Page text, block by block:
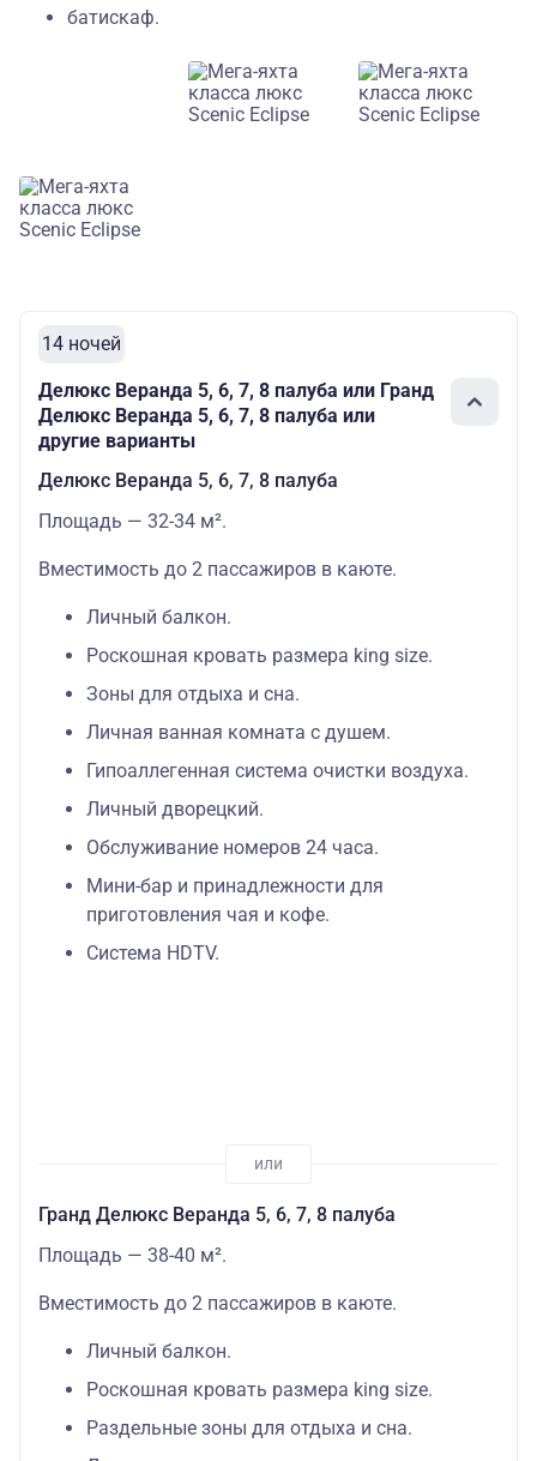
батискаф.
14 ночей
Делюкс Веранда 5, 6, 7, 8 палуба или Гранд
Делюкс Веранда 5, 6, 7, 8 палуба или
другие варианты
Делюкс Веранда 5, 6, 7, 8 палуба
Площадь — 32-34 м².
Вместимость до 2 пассажиров в каюте.
Личный балкон.
Роскошная кровать размера king size.
Зоны для отдыха и сна.
Личная ванная комната с душем.
Гипоаллегенная система очистки воздуха.
Личный дворецкий.
Обслуживание номеров 24 часа.
Мини-бар и принадлежности для
приготовления чая и кофе.
Система HDTV.
Гранд Делюкс Веранда 5, 6, 7, 8 палуба
Площадь — 38-40 м².
Вместимость до 2 пассажиров в каюте.
Личный балкон.
Роскошная кровать размера king size.
Раздельные зоны для отдыха и сна.